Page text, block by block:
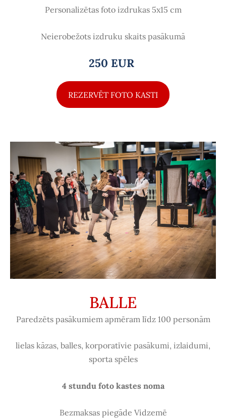
Personalizētas foto izdrukas 5x15 cm
Neierobežots izdruku skaits pasākumā
250 EUR
REZERVĒT FOTO KASTI
BALLE
Paredzēts pasākumiem apmēram līdz 100 personām
lielas kāzas, balles, korporatīvie pasākumi, izlaidumi,
sporta spēles
4 stundu foto kastes noma
Bezmaksas piegāde Vidzemē